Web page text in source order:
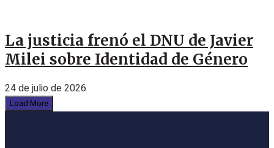
La justicia frenó el DNU de Javier
Milei sobre Identidad de Género
24 de julio de 2026
Load More